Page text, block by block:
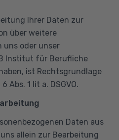
Ihrer Daten zur
über weitere
uns oder unser
Institut für Berufliche
ist Rechtsgrundlage
Abs. 1 lit a. DSGVO.
Daten aus
allein zur Bearbeitung